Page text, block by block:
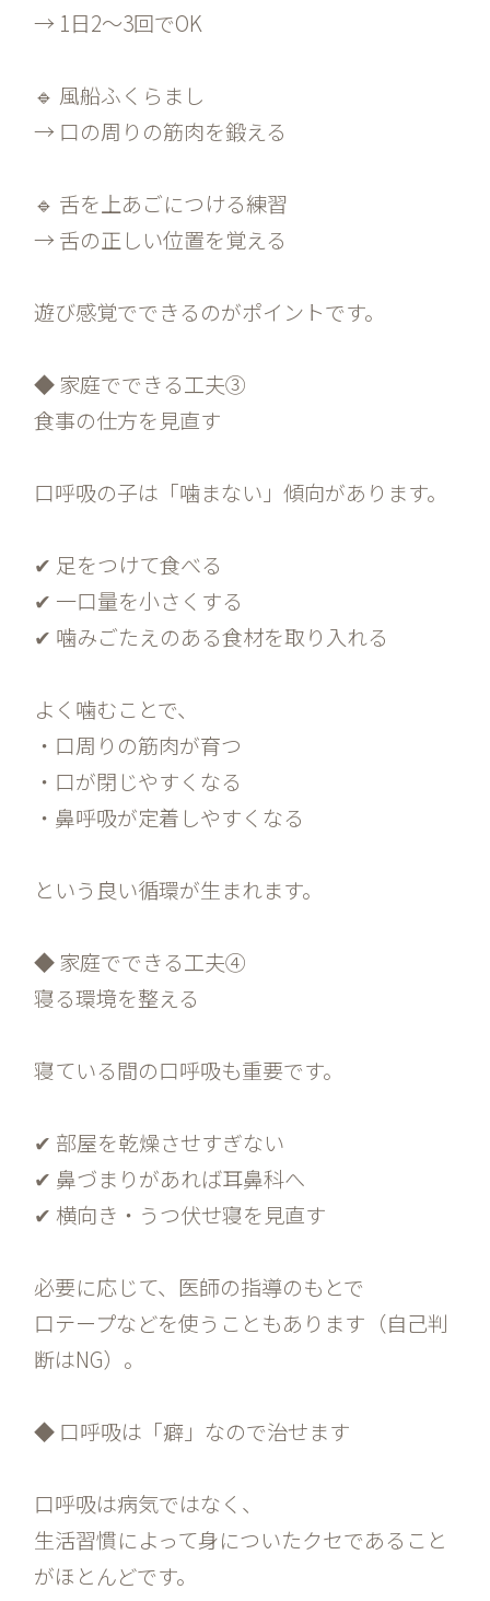
→ 1日2〜3回でOK
🔹 風船ふくらまし
→ 口の周りの筋肉を鍛える
🔹 舌を上あごにつける練習
→ 舌の正しい位置を覚える
遊び感覚でできるのがポイントです。
◆ 家庭でできる工夫③
食事の仕方を見直す
口呼吸の子は「噛まない」傾向があります。
✔ 足をつけて食べる
✔ 一口量を小さくする
✔ 噛みごたえのある食材を取り入れる
よく噛むことで、
・口周りの筋肉が育つ
・口が閉じやすくなる
・鼻呼吸が定着しやすくなる
という良い循環が生まれます。
◆ 家庭でできる工夫④
寝る環境を整える
寝ている間の口呼吸も重要です。
✔ 部屋を乾燥させすぎない
✔ 鼻づまりがあれば耳鼻科へ
✔ 横向き・うつ伏せ寝を見直す
必要に応じて、医師の指導のもとで
口テープなどを使うこともあります（自己判
断はNG）。
◆ 口呼吸は「癖」なので治せます
口呼吸は病気ではなく、
生活習慣によって身についたクセであること
がほとんどです。